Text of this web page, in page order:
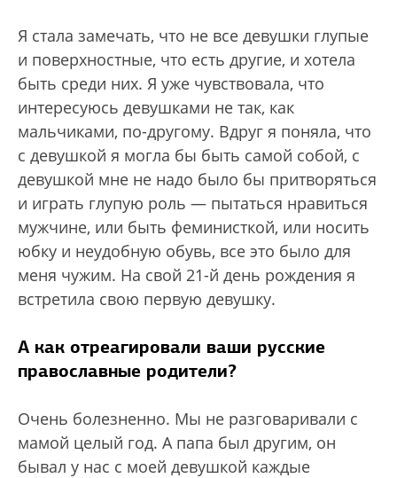
Я стала замечать, что не все девушки глупые
и поверхностные, что есть другие, и хотела
быть среди них. Я уже чувствовала, что
интересуюсь девушками не так, как
мальчиками, по-другому. Вдруг я поняла, что
с девушкой я могла бы быть самой собой, с
девушкой мне не надо было бы притворяться
и играть глупую роль — пытаться нравиться
мужчине, или быть феминисткой, или носить
юбку и неудобную обувь, все это было для
меня чужим. На свой 21-й день рождения я
встретила свою первую девушку.
А как отреагировали ваши русские
православные родители?
Очень болезненно. Мы не разговаривали с
мамой целый год. А папа был другим, он
бывал у нас с моей девушкой каждые